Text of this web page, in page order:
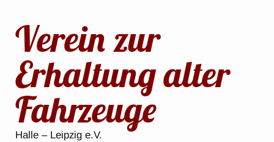
Verein zur
Erhaltung alter
Fahrzeuge
Halle – Leipzig e.V.